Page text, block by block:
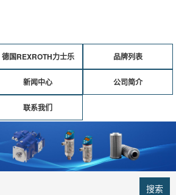
德国REXROTH力士乐 品牌列表
新闻中心 公司简介
联系我们
搜索